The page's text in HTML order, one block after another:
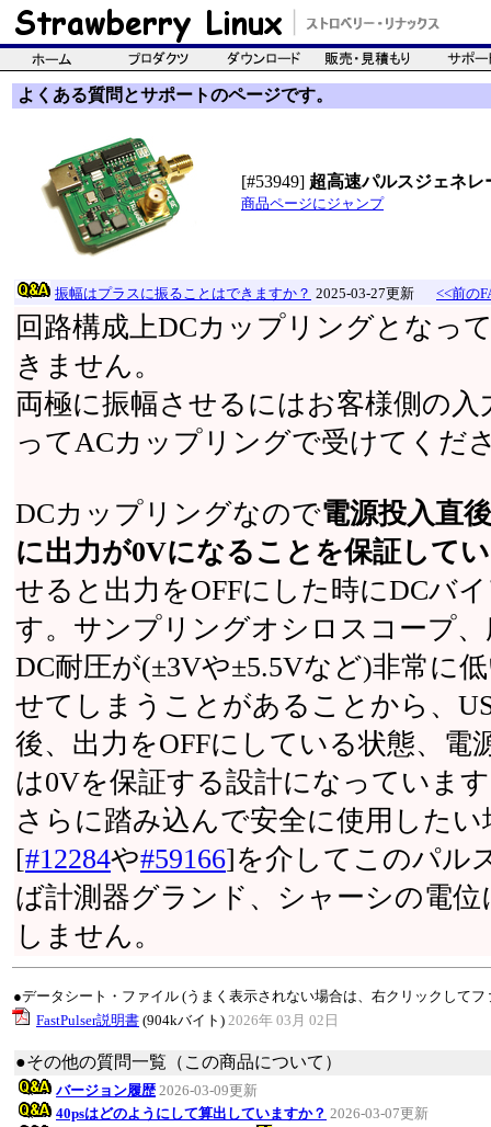
よくある質問とサポートのページです。
[#53949] 超高速パルスジェネレ
商品ページにジャンプ
振幅はプラスに振ることはできますか？ 2025-03-27更新 <<前の
回路構成上DCカップリングとなっ
きません。
両極に振幅させるにはお客様側の
ってACカップリングで受けてくだ
DCカップリングなので電源投入直
に出力が0Vになることを保証して
せると出力をOFFにした時にDCバ
す。サンプリングオシロスコープ
DC耐圧が(±3Vや±5.5Vなど)非常に
せてしまうことがあることから、
後、出力をOFFにしている状態、電
は0Vを保証する設計になっていま
さらに踏み込んで安全に使用した
[#12284や#59166]を介してこのパル
ば計測器グランド、シャーシの電
しません。
●データシート・ファイル (うまく表示されない場合は、右クリックして
FastPulser説明書 (904kバイト) 2026年 03月 02日
●その他の質問一覧（この商品について）
バージョン履歴 2026-03-09更新
40psはどのようにして算出していますか？ 2026-03-07更新